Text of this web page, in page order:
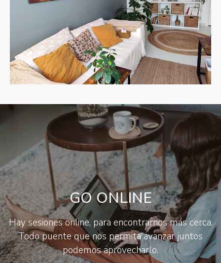
GO ONLINE​
Hay sesiones online, para encontrarnos más cerca.
Todo puente que nos permita avanzar juntos
podemos aprovecharlo.